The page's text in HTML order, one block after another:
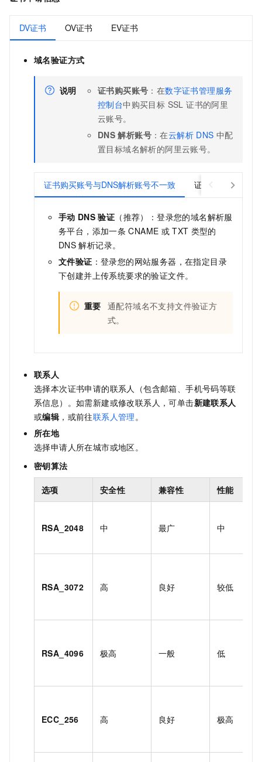
DV证书 OV证书 EV证书
域名验证方式
说明 证书购买账号 ：在数字证书管理服务
控制台中购买目标 SSL 证书的阿里
云账号。
DNS 解析账号 ：在云解析 DNS 中配
置目标域名解析的阿里云账号。
证书购买账号与DNS解析账号不一致 证书购买账号与
手动 DNS 验证 （推荐）：登录您的域名解析服
务平台，添加一条 CNAME 或 TXT 类型的
DNS 解析记录。
文件验证 ：登录您的网站服务器，在指定目录
下创建并上传系统要求的验证文件。
重要 通配符域名不支持文件验证方
式。
联系人
选择本次证书申请的联系人（包含邮箱、手机号码等联
系信息）。如需新建或修改联系人，可单击新建联系人
或编辑 ，或前往联系人管理。
所在地
选择申请人所在城市或地区。
密钥算法
选项 安全性 兼容性 性能
RSA_2048 中 最广 中
RSA_3072 高 良好 较低
RSA_4096 极高 一般 低
ECC_256 高 良好 极高